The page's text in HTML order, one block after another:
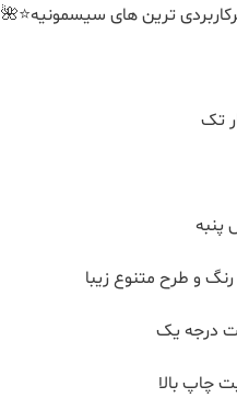
ترین های سیسمونیه⭐️🌺
تک
درجه یک
چاپ بالا